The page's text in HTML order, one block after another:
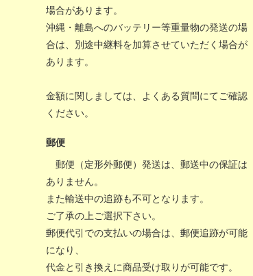
場合があります。
沖縄・離島へのバッテリー等重量物の発送の場
合は、別途中継料を加算させていただく場合が
あります。
金額に関しましては、 よくある質問にてご確認
ください。
郵便
郵便（定形外郵便）発送は、郵送中の保証は
ありません。
また輸送中の追跡も不可となります。
ご了承の上ご選択下さい。
郵便代引での支払いの場合は、郵便追跡が可能
になり、
代金と引き換えに商品受け取りが可能です。